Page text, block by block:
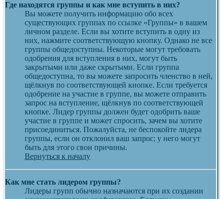
Где находятся группы и как мне вступить в них?
Вы можете получить информацию обо всех
существующих группах по ссылке «Группы» в вашем
личном разделе. Если вы хотите вступить в одну из
них, нажмите соответствующую кнопку. Однако не все
группы общедоступны. Некоторые могут требовать
одобрения для вступления в них, могут быть
закрытыми или даже скрытыми. Если группа
общедоступна, то вы можете запросить членство в ней,
щёлкнув по соответствующей кнопке. Если требуется
одобрение на участие в группе, вы можете отправить
запрос на вступление, щёлкнув по соответствующей
кнопке. Лидер группы должен будет одобрить ваше
участие в группе и может спросить, зачем вы хотите
присоединиться. Пожалуйста, не беспокойте лидера
группы, если он отклонил ваш запрос; у него могут
быть для этого свои причины.
Вернуться к началу
Как мне стать лидером группы?
Лидеры групп обычно назначаются при их создании